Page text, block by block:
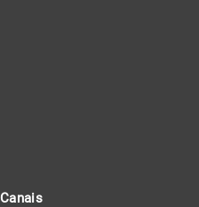
Canais